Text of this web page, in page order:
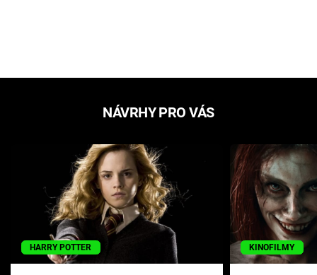
NÁVRHY PRO VÁS
HARRY POTTER KINOFILMY